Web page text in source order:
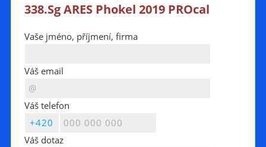
338.Sg ARES Phokel 2019 PROcal
Vaše jméno, příjmení, firma
Váš email
Váš telefon
Váš dotaz